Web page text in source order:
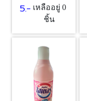
5.- เหลืออยู่ 0
ชิ้น